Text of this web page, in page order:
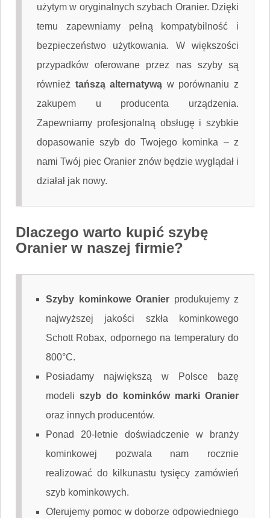
użytym w oryginalnych szybach Oranier. Dzięki
temu zapewniamy pełną kompatybilność i
bezpieczeństwo użytkowania. W większości
przypadków oferowane przez nas szyby są
również tańszą alternatywą w porównaniu z
zakupem u producenta urządzenia.
Zapewniamy profesjonalną obsługę i szybkie
dopasowanie szyb do Twojego kominka – z
nami Twój piec Oranier znów będzie wyglądał i
działał jak nowy.
Dlaczego warto kupić szybę
Oranier w naszej firmie?
Szyby kominkowe Oranier produkujemy z
najwyższej jakości szkła kominkowego
Schott Robax, odpornego na temperatury do
800°C.
Posiadamy największą w Polsce bazę
modeli szyb do kominków marki Oranier
oraz innych producentów.
Ponad 20-letnie doświadczenie w branży
kominkowej pozwala nam rocznie
realizować do kilkunastu tysięcy zamówień
szyb kominkowych.
Oferujemy pomoc w doborze odpowiedniego